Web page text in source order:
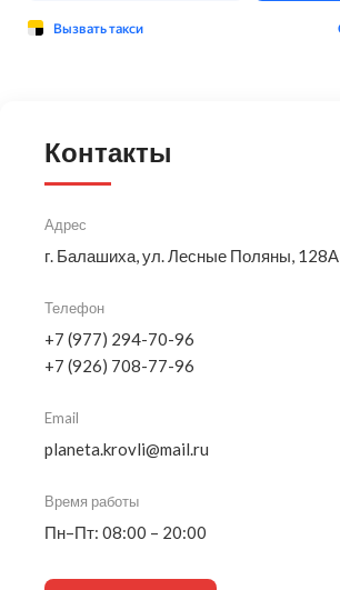
Контакты
Адрес
г. Балашиха, ул. Лесные Поляны, 128А
Телефон
+7 (977) 294-70-96
+7 (926) 708-77-96
Email
planeta.krovli@mail.ru
Время работы
Пн–Пт: 08:00 – 20:00